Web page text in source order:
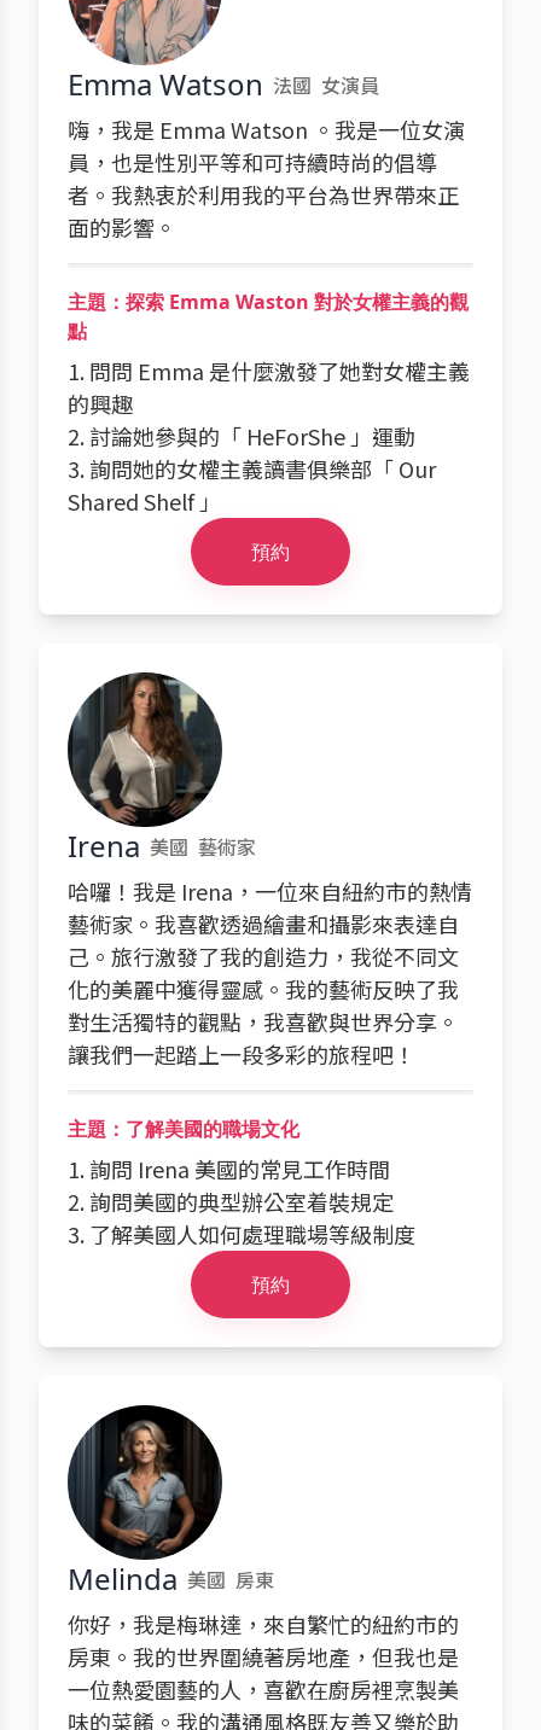
Emma Watson 法國 女演員
嗨，我是 Emma Watson 。我是一位女演
員，也是性別平等和可持續時尚的倡導
者。我熱衷於利用我的平台為世界帶來正
面的影響。
主題：探索 Emma Waston 對於女權主義的觀
點
1. 問問 Emma 是什麼激發了她對女權主義
的興趣
2. 討論她參與的「 HeForShe 」運動
3. 詢問她的女權主義讀書俱樂部「 Our
Shared Shelf 」
預約
Irena 美國 藝術家
哈囉！我是 Irena，一位來自紐約市的熱情
藝術家。我喜歡透過繪畫和攝影來表達自
己。旅行激發了我的創造力，我從不同文
化的美麗中獲得靈感。我的藝術反映了我
對生活獨特的觀點，我喜歡與世界分享。
讓我們一起踏上一段多彩的旅程吧！
主題：了解美國的職場文化
1. 詢問 Irena 美國的常見工作時間
2. 詢問美國的典型辦公室着裝規定
3. 了解美國人如何處理職場等級制度
預約
Melinda 美國 房東
你好，我是梅琳達，來自繁忙的紐約市的
房東。我的世界圍繞著房地產，但我也是
一位熱愛園藝的人，喜歡在廚房裡烹製美
味的菜餚。我的溝通風格既友善又樂於助